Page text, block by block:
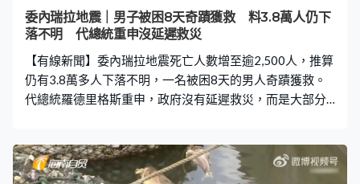
體諒。 過去三年多以來，本人於立法會工作，為公眾服
務，深感榮幸，意義重大，亦獲益良多。 雖然離開立法
的崗位上，繼續為公眾、為香港努力。
委內瑞拉地震｜男子被困8天奇蹟獲救 料3.8萬人仍下
落不明 代總統重申沒延遲救災
【有線新聞】委內瑞拉地震死亡人數增至逾2,500人，推算
仍有3.8萬多人下落不明，一名被困8天的男人奇蹟獲救。
代總統羅德里格斯重申，政府沒有延遲救災，而是大部分
他被送上救護車，沿途有人拍手慶祝。40多歲的希爾是拉
瓜伊拉一座商場的夜班保安，上周三發生地震時，被困在